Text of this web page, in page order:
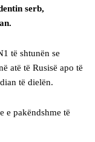
serb,
të shtunën se
atë të Rusisë apo të
të dielën.
e pakëndshme të